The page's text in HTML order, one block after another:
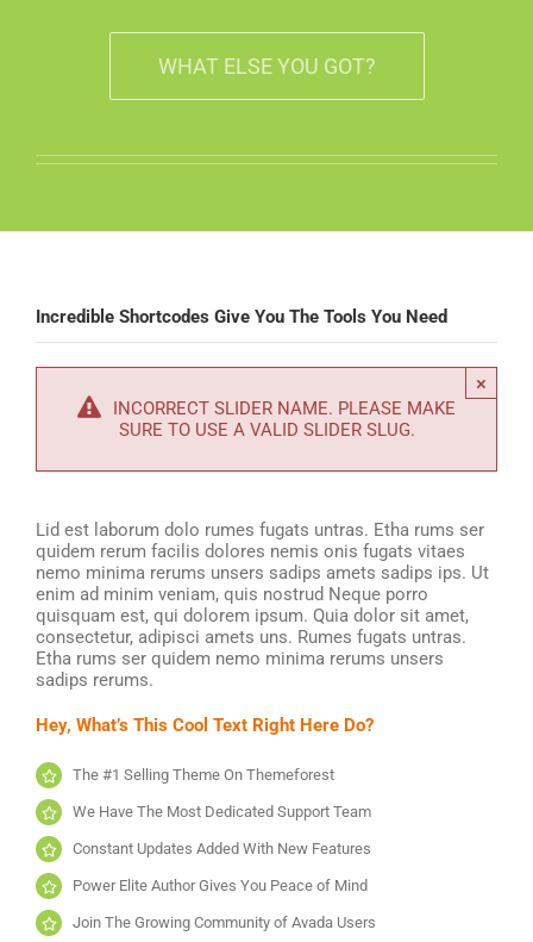
WHAT ELSE YOU GOT?
Incredible Shortcodes Give You The Tools You Need
INCORRECT SLIDER NAME. PLEASE MAKE
SURE TO USE A VALID SLIDER SLUG.
×
Lid est laborum dolo rumes fugats untras. Etha rums ser
quidem rerum facilis dolores nemis onis fugats vitaes
nemo minima rerums unsers sadips amets sadips ips. Ut
enim ad minim veniam, quis nostrud Neque porro
quisquam est, qui dolorem ipsum. Quia dolor sit amet,
consectetur, adipisci amets uns. Rumes fugats untras.
Etha rums ser quidem nemo minima rerums unsers
sadips rerums.
Hey, What’s This Cool Text Right Here Do?
The #1 Selling Theme On Themeforest
We Have The Most Dedicated Support Team
Constant Updates Added With New Features
Power Elite Author Gives You Peace of Mind
Join The Growing Community of Avada Users